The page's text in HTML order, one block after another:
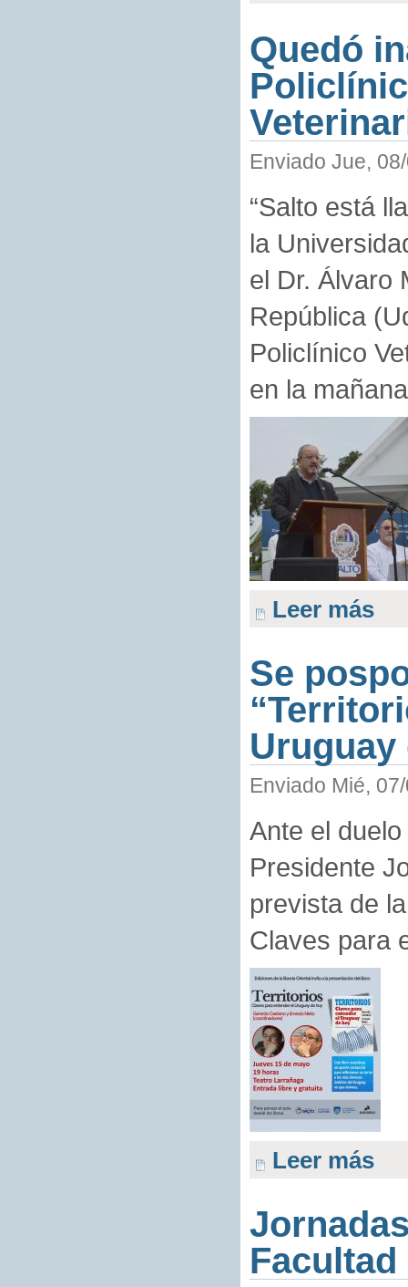
Quedó
Enviado Jue,
“Salto está
la
el Dr. Álvaro
República
Policlínico
en la
Leer más
Se
Uruguay
Enviado Mié,
Ante el
Presidente
prevista de
Claves para
Leer más